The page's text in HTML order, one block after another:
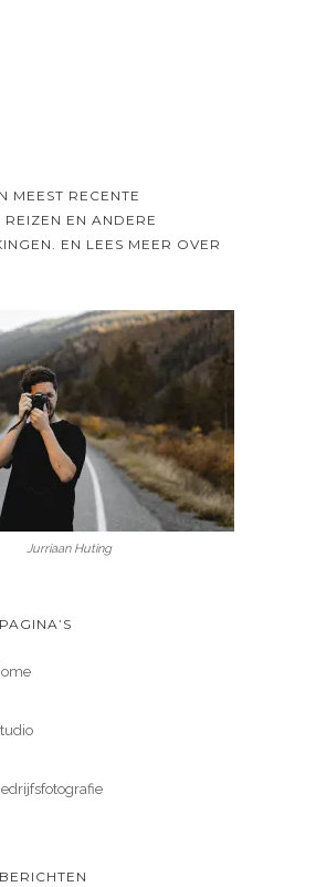
MEEST RECENTE
REIZEN EN ANDERE
EN LEES MEER OVER
Jurriaan Huting